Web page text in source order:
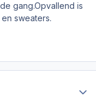
gang.Opvallend is
sweaters.